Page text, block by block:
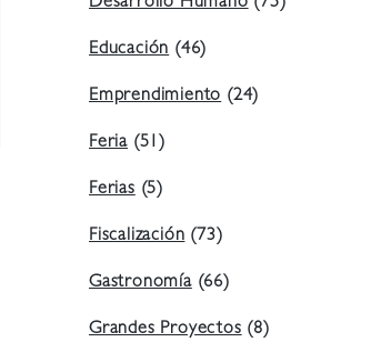
Desarrollo Humano(75)
Educación(46)
Emprendimiento(24)
Feria (51)
Ferias(5)
Fiscalización(73)
Gastronomía(66)
Grandes Proyectos(8)